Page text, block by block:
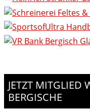
JETZT MITGLIED
BERGISCHE